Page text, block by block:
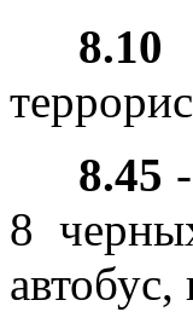
8.10
8.45
8